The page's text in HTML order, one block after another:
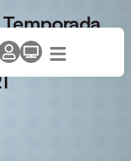
Madrid
juvenil